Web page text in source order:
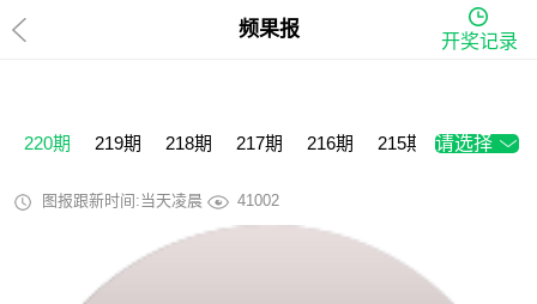
频果报
开奖记录
220期 219期 218期 217期 216期 215期 214期
请选择
图报跟新时间:当天凌晨 41002